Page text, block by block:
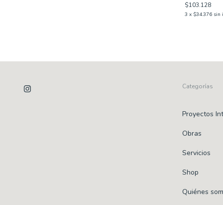
$103.128
3 x $34.376 sin
Categorías
Proyectos
Obras
Servicios
Shop
Quiénes